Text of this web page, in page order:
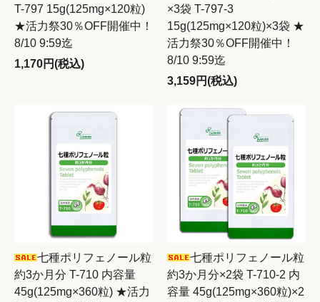
T-797 15g(125mg×120粒)
★活力祭30％OFF開催中！
8/10 9:59迄
1,170円(税込)
×3袋 T-797-3
15g(125mg×120粒)×3袋 ★
活力祭30％OFF開催中！
8/10 9:59迄
3,159円(税込)
七種ポリフェノール粒
約3か月分 T-710 内容量
45g(125mg×360粒) ★活力
七種ポリフェノール粒
約3か月分×2袋 T-710-2 内
容量 45g(125mg×360粒)×2